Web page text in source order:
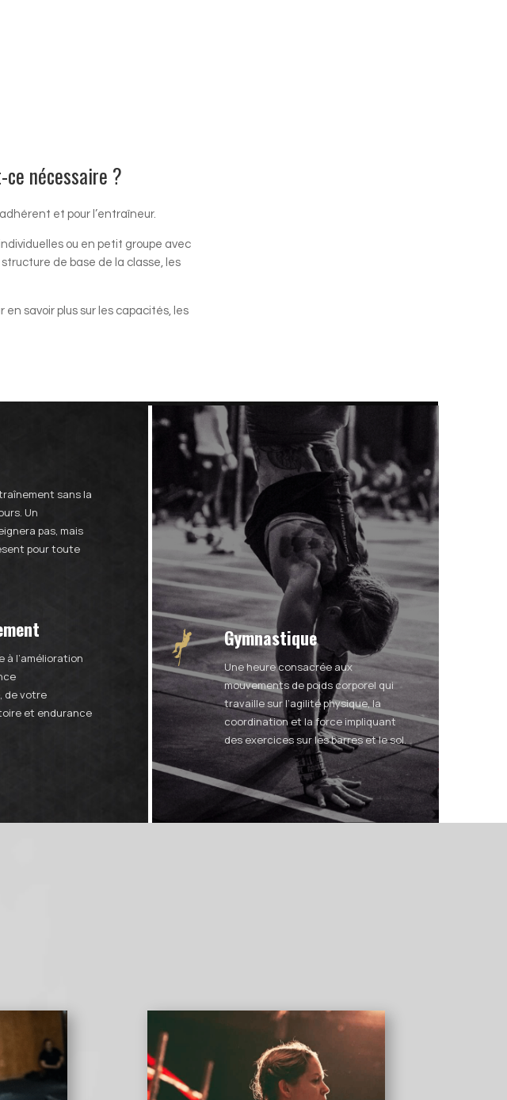
nécessaire ?
et pour l’entraîneur.
ou en petit groupe avec
structure de base de la classe, les
en savoir plus sur les capacités, les
sans la
Un
pas, mais
pour toute
à l’amélioration
de votre
et endurance
Gymnastique
Une heure consacrée aux
mouvements de poids corporel qui
travaille sur l’agilité physique, la
coordination et la force impliquant
desexercices sur les barres et le sol.